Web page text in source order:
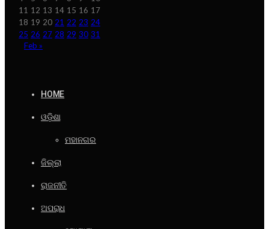
11 12 13 14 15 16 17
18 19 20 21 22 23 24
25 26 27 28 29 30 31
Feb »
HOME
ଓଡ଼ିଶା
ମହାନଗର
ଜିଲ୍ଲା
ରାଜନୀତି
ଅପରାଧ